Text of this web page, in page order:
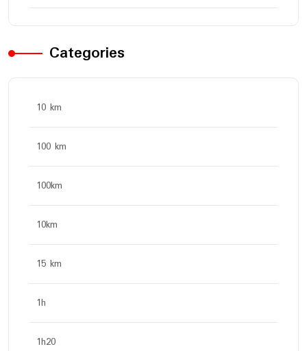
Categories
10 km
100 km
100km
10km
15 km
1h
1h20